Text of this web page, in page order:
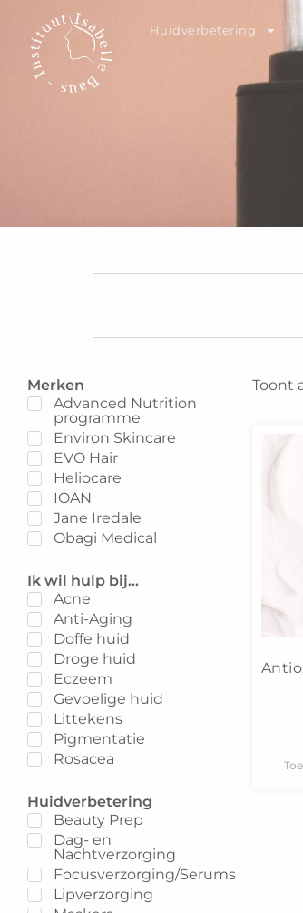
Huidverbetering
Toont
Merken
Advanced Nutrition
programme
Environ Skincare
EVO Hair
Heliocare
IOAN
Jane Iredale
Obagi Medical
Ik wil hulp bij...
Acne
Anti-Aging
Doffe huid
Droge huid
Eczeem
Gevoelige huid
Littekens
Pigmentatie
Rosacea
Huidverbetering
Beauty Prep
Dag- en
Nachtverzorging
Focusverzorging/Serums
Lipverzorging